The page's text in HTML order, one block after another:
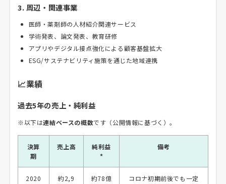
3. 周辺・関連事業
医師・薬剤師の人材紹介関連サービス
学術発表、論文発表、教育研修
アプリやデジタル接点強化による顧客基盤拡大
ESG/サステナビリティ施策を通じた地域連携
📈業績
過去5年の売上・純利益
※以下は連結ベースの概数です（公開情報に基づく）。
決算
期
売上高
純利益
*
備考
2020
約2,9
約78億
コロナ初期前後でも一定